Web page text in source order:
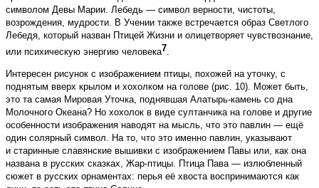
символом Девы Марии. Лебедь — символ верности, чистоты,
возрождения, мудрости. В Учении также встречается образ Светлого
Лебедя, который назван Птицей Жизни и олицетворяет чувствознание,
или психическую энергию человека7.
Интересен рисунок с изображением птицы, похожей на уточку, с
поднятым вверх крылом и хохолком на голове (рис. 10). Может быть,
это та самая Мировая Уточка, поднявшая Алатырь-камень со дна
Молочного Океана? Но хохолок в виде султанчика на голове и другие
особенности изображения наводят на мысль, что это павлин — ещё
один солярный символ. На то, что это именно павлин, указывают
и старинные славянские вышивки с изображением Павы или, как она
названа в русских сказках, Жар-птицы. Птица Пава — излюбленный
сюжет в русских орнаментах: перья её хвоста воспринимаются как